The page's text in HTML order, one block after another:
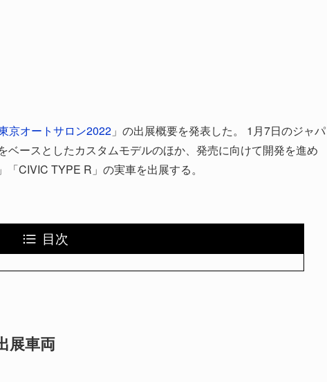
京オートサロン2022 」の出展概要を発表した。 1月7日のジャパ
ベースとしたカスタムモデルのほか、発売に向けて開発を進め
「CIVIC TYPE R」の実車を出展する。
目次
展車両